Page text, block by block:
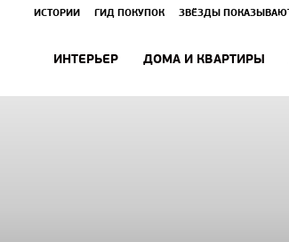
ИСТОРИИ ГИД ПОКУПОК ЗВЁЗДЫ ПОКАЗЫВАЮТ
ИНТЕРЬЕР ДОМА И КВАРТИРЫ